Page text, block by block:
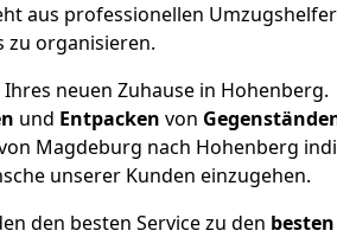
aus professionellen
zu organisieren.
neuen Zuhause in Hohenberg.
und Entpacken von
Magdeburg nach Hohenberg
unserer Kunden einzugehen.
den besten Service zu den